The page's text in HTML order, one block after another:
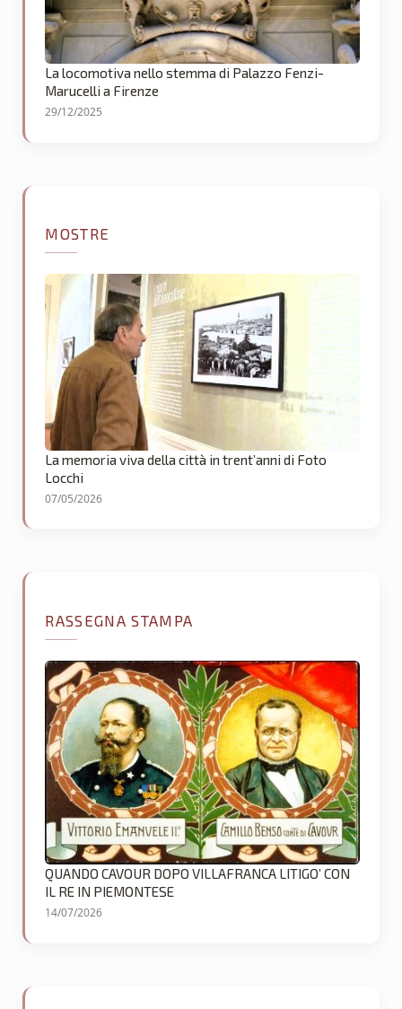
La locomotiva nello stemma di Palazzo Fenzi-
Marucelli a Firenze
29/12/2025
MOSTRE
La memoria viva della città in trent’anni di Foto
Locchi
07/05/2026
RASSEGNA STAMPA
QUANDO CAVOUR DOPO VILLAFRANCA LITIGO’ CON
IL RE IN PIEMONTESE
14/07/2026